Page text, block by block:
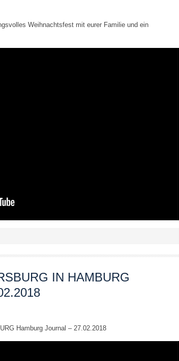
Weihnachtsfest mit eurer Familie und ein
IN HAMBURG
Hamburg Journal – 27.02.2018